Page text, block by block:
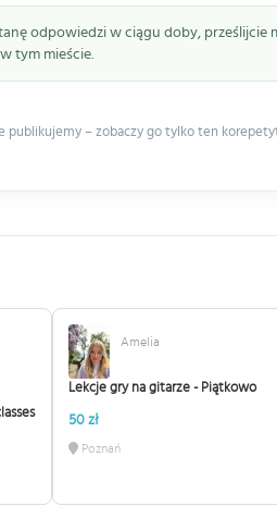
odpowiedzi w ciągu doby,
tym mieście.
publikujemy – zobaczy go tylko ten
Amelia
Lekcje gry na gitarze - Piątkowo
50 zł
Poznań